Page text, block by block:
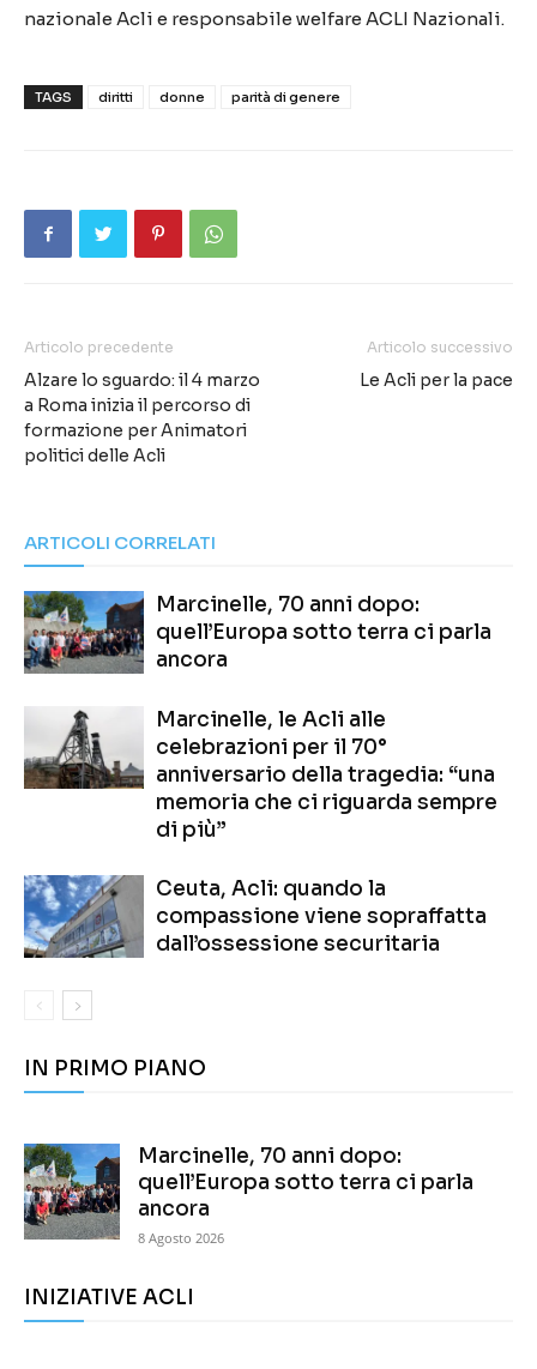
nazionale Acli e responsabile welfare ACLI Nazionali.
TAGS diritti donne parità di genere
Articolo precedente
Alzare lo sguardo: il 4 marzo
a Roma inizia il percorso di
formazione per Animatori
politici delle Acli
Articolo successivo
Le Acli per la pace
ARTICOLI CORRELATI
Marcinelle, 70 anni dopo:
quell’Europa sotto terra ci parla
ancora
Marcinelle, le Acli alle
celebrazioni per il 70°
anniversario della tragedia: “una
memoria che ci riguarda sempre
di più”
Ceuta, Acli: quando la
compassione viene sopraffatta
dall’ossessione securitaria
IN PRIMO PIANO
Marcinelle, 70 anni dopo:
quell’Europa sotto terra ci parla
ancora
8 Agosto 2026
INIZIATIVE ACLI